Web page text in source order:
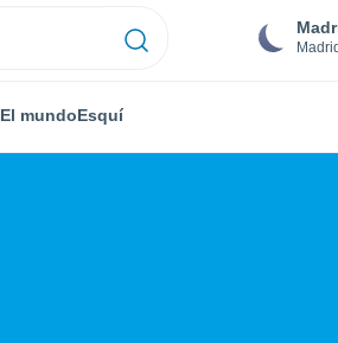
Madrid
El mundoEsquí